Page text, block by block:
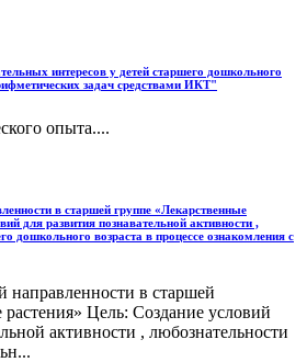
интересов у детей старшего дошкольного
задач средствами ИКТ"
опыта....
в старшей группе «Лекарственные
для развития познавательной активности ,
дошкольного возраста в процессе ознакомления с
направленности в старшей
Цель: Создание условий
активности , любознательности